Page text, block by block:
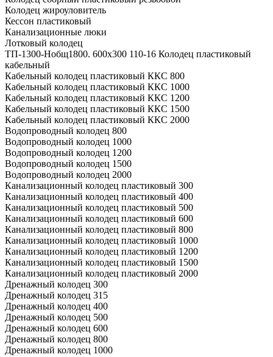
Колодец жироуловитель
Кессон пластиковый
Канализационные люки
Лотковый колодец
ТП-1300-Hобщ1800. 600х300 110-16 Колодец пластиковый
кабельный
Кабельный колодец пластиковый ККС 800
Кабельный колодец пластиковый ККС 1000
Кабельный колодец пластиковый ККС 1200
Кабельный колодец пластиковый ККС 1500
Кабельный колодец пластиковый ККС 2000
Водопроводный колодец 800
Водопроводный колодец 1000
Водопроводный колодец 1200
Водопроводный колодец 1500
Водопроводный колодец 2000
Канализационный колодец пластиковый 300
Канализационный колодец пластиковый 400
Канализационный колодец пластиковый 500
Канализационный колодец пластиковый 600
Канализационный колодец пластиковый 800
Канализационный колодец пластиковый 1000
Канализационный колодец пластиковый 1200
Канализационный колодец пластиковый 1500
Канализационный колодец пластиковый 2000
Дренажный колодец 300
Дренажный колодец 315
Дренажный колодец 400
Дренажный колодец 500
Дренажный колодец 600
Дренажный колодец 800
Дренажный колодец 1000